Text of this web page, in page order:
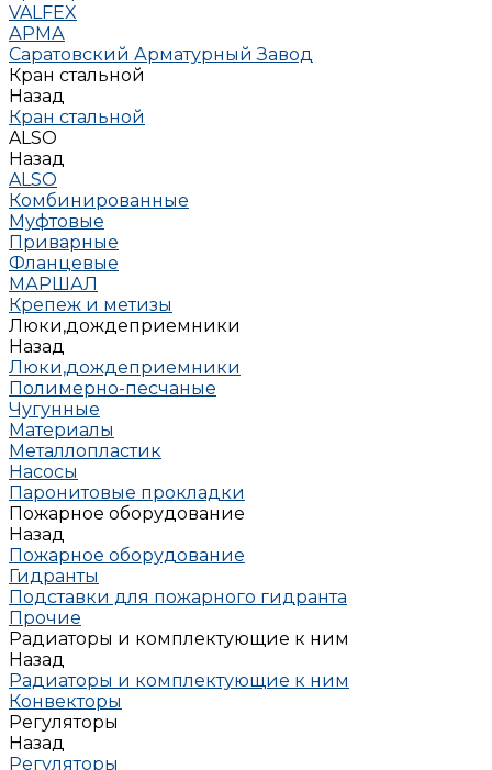
VALFEX
АРМА
Саратовский Арматурный Завод
Кран стальной
Назад
Кран стальной
ALSO
Назад
ALSO
Комбинированные
Муфтовые
Приварные
Фланцевые
МАРШАЛ
Крепеж и метизы
Люки,дождеприемники
Назад
Люки,дождеприемники
Полимерно-песчаные
Чугунные
Материалы
Металлопластик
Насосы
Паронитовые прокладки
Пожарное оборудование
Назад
Пожарное оборудование
Гидранты
Подставки для пожарного гидранта
Прочие
Радиаторы и комплектующие к ним
Назад
Радиаторы и комплектующие к ним
Конвекторы
Регуляторы
Назад
Регуляторы